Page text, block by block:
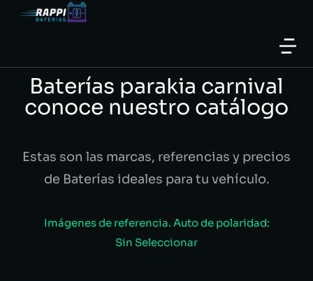
Baterías parakia carnival
conoce nuestro catálogo
Estas son las marcas, referencias y precios
de Baterías ideales para tu vehículo.
Imágenes de referencia. Auto de polaridad:
Sin Seleccionar